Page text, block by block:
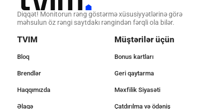
Diqqət! Monitorun rəng göstərmə xüsusiyyətlərinə görə
məhsulun öz rəngi saytdakı rəngindən fərqli ola bilər.
TVIM
Bloq
Brendlər
Haqqımızda
Əlaqə
Müştərilər üçün
Bonus kartları
Geri qaytarma
Məxfilik Siyasəti
Çatdırılma və ödəniş